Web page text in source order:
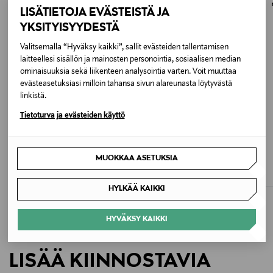
LISÄTIETOJA EVÄSTEISTÄ JA
YKSITYISYYDESTÄ
Valitsemalla “Hyväksy kaikki”, sallit evästeiden tallentamisen
laitteellesi sisällön ja mainosten personointia, sosiaalisen median
ominaisuuksia sekä liikenteen analysointia varten. Voit muuttaa
evästeasetuksiasi milloin tahansa sivun alareunasta löytyvästä
linkistä.
Tietoturva ja evästeiden käyttö
MUOKKAA ASETUKSIA
HYLKÄÄ KAIKKI
HYVÄKSY KAIKKI
Kokotiedot
Linssit 54 mm, nenäsilta 23 mm ja aisat 145 mm
Väri
BLACK
Valmistusmaa
Valmistajan tuotenumero
KL2106
osoitteeseen.
A.KJÆRBEDE
A.KJÆRBEDE
Marvin-aurinkolasit
LISÄÄ KIINNOSTAVIA